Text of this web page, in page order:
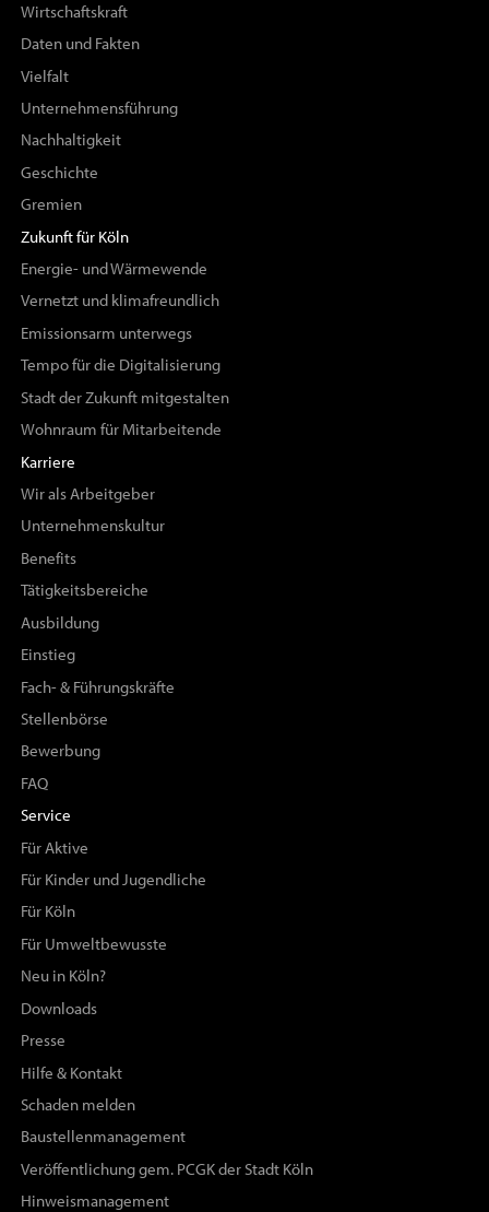
Wirtschaftskraft
Daten und Fakten
Vielfalt
Unternehmensführung
Nachhaltigkeit
Geschichte
Gremien
Zukunft für Köln
Energie- und Wärmewende
Vernetzt und klimafreundlich
Emissionsarm unterwegs
Tempo für die Digitalisierung
Stadt der Zukunft mitgestalten
Wohnraum für Mitarbeitende
Karriere
Wir als Arbeitgeber
Unternehmenskultur
Benefits
Tätigkeitsbereiche
Ausbildung
Einstieg
Fach- & Führungskräfte
Stellenbörse
Bewerbung
FAQ
Service
Für Aktive
Für Kinder und Jugendliche
Für Köln
Für Umweltbewusste
Neu in Köln?
Downloads
Presse
Hilfe & Kontakt
Schaden melden
Baustellenmanagement
Veröffentlichung gem. PCGK der Stadt Köln
Hinweismanagement